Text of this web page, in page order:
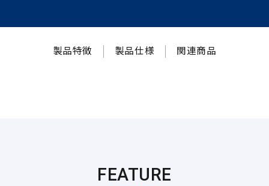
製品特徴 製品仕様 関連商品
FEATURE